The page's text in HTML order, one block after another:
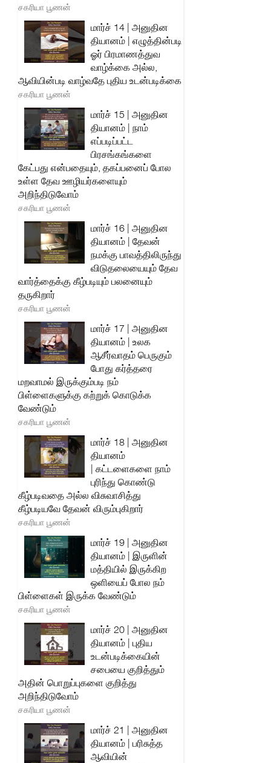
சகரியா பூணன்
மார்ச் 14 | அனுதின
தியானம் | எழுத்தின்படி
ஓர் பிரமாணத்துவ
வாழ்க்கை அல்ல,
ஆவியின்படி வாழ்வதே புதிய உடன்படிக்கை
சகரியா பூணன்
மார்ச் 15 | அனுதின
தியானம் | நாம்
எப்படிப்பட்ட
பிரசங்கங்களை
கேட்பது என்பதையும், தகப்பனைப் போல
உள்ள தேவ ஊழியர்களையும்
அறிந்திடுவோம்
சகரியா பூணன்
மார்ச் 16 | அனுதின
தியானம் | தேவன்
நமக்கு பாவத்திலிருந்து
விடுதலையையும் தேவ
வார்த்தைக்கு கீழ்படியும் பலனையும்
தருகிறார்
சகரியா பூணன்
மார்ச் 17 | அனுதின
தியானம் | உலக
ஆசீர்வாதம் பெருகும்
போது கர்த்தரை
மறவாமல் இருக்கும்படி நம்
பிள்ளைகளுக்கு கற்றுக் கொடுக்க
வேண்டும்
சகரியா பூணன்
மார்ச் 18 | அனுதின
தியானம்
| கட்டளைகளை நாம்
புரிந்து கொண்டு
கீழ்படிவதை அல்ல விசுவாசித்து
கீழ்படியவே தேவன் விரும்புகிறார்
சகரியா பூணன்
மார்ச் 19 | அனுதின
தியானம் | இருளின்
மத்தியில் இருக்கிற
ஒளியைப் போல நம்
பிள்ளைகள் இருக்க வேண்டும்
சகரியா பூணன்
மார்ச் 20 | அனுதின
தியானம் | புதிய
உடன்படிக்கையின்
சபையை குறித்தும்
அதின் பொறுப்புகளை குறித்து
அறிந்திடுவோம்
சகரியா பூணன்
மார்ச் 21 | அனுதின
தியானம் | பரிசுத்த
ஆவியின்